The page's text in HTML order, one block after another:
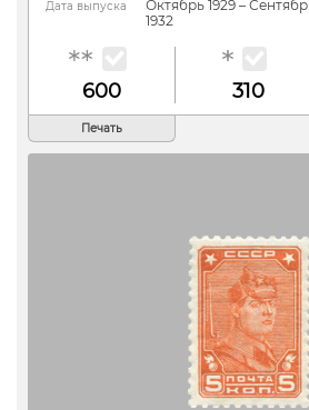
Дата выпуска
Октябрь 1929 –
1932
600 310
Печать